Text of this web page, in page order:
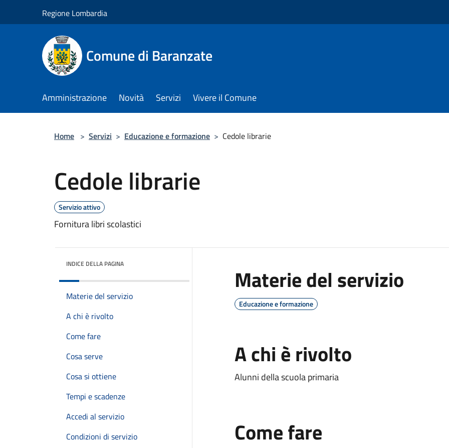
Regione Lombardia
Comune di Baranzate
Amministrazione Novità Servizi Vivere il Comune
Home > Servizi > Educazione e formazione > Cedole librarie
Cedole librarie
Servizio attivo
Fornitura libri scolastici
INDICE DELLA PAGINA
Materie del servizio
A chi è rivolto
Come fare
Cosa serve
Cosa si ottiene
Tempi e scadenze
Accedi al servizio
Condizioni di servizio
Materie del servizio
Educazione e formazione
A chi è rivolto
Alunni della scuola primaria
Come fare